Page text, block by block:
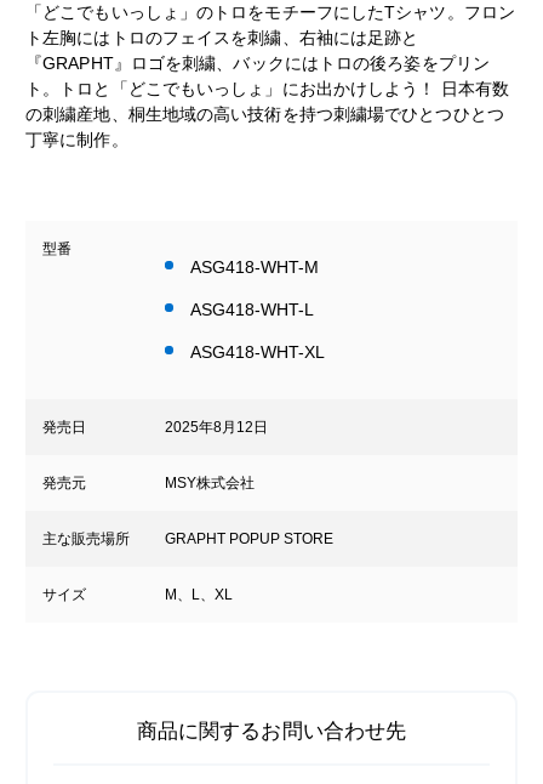
「どこでもいっしょ」のトロをモチーフにしたTシャツ。フロン
ト左胸にはトロのフェイスを刺繍、右袖には足跡と
『GRAPHT』ロゴを刺繍、バックにはトロの後ろ姿をプリン
ト。トロと「どこでもいっしょ」にお出かけしよう！ 日本有数
の刺繍産地、桐生地域の高い技術を持つ刺繍場でひとつひとつ
丁寧に制作。
型番
ASG418-WHT-M
ASG418-WHT-L
ASG418-WHT-XL
発売日 2025年8月12日
発売元 MSY株式会社
主な販売場所 GRAPHT POPUP STORE
サイズ M、L、XL
商品に関するお問い合わせ先